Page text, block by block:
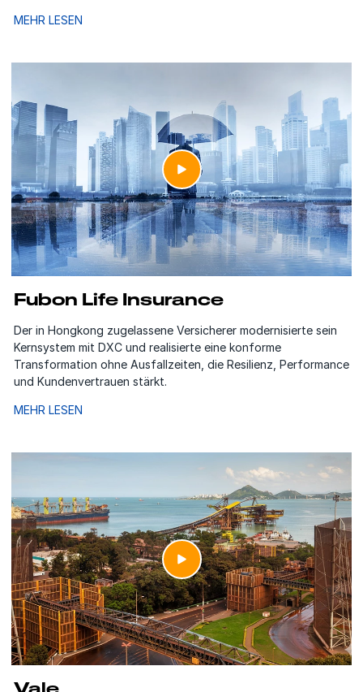
MEHR LESEN
Fubon Life Insurance
Der in Hongkong zugelassene Versicherer modernisierte sein
Kernsystem mit DXC und realisierte eine konforme
Transformation ohne Ausfallzeiten, die Resilienz, Performance
und Kundenvertrauen stärkt.
MEHR LESEN